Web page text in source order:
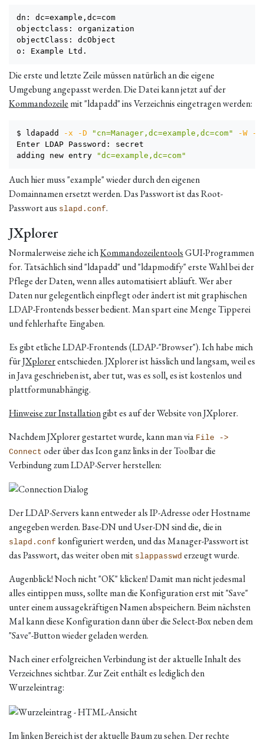
dn: dc=example,dc=com
objectclass: organization
objectClass: dcObject
o: Example Ltd.
Die erste und letzte Zeile müssen natürlich an die eigene
Umgebung angepasst werden. Die Datei kann jetzt auf der
Kommandozeile mit "ldapadd" ins Verzeichnis eingetragen werden:
$ ldapadd -x -D "cn=Manager,dc=example,dc=com" -W -f
Enter LDAP Password: secret
adding new entry
"dc=example,dc=com"
Auch hier muss "example" wieder durch den eigenen
Domainnamen ersetzt werden. Das Passwort ist das Root-
Passwort aus slapd.conf.
JXplorer
Normalerweise ziehe ichKommandozeilentoolsGUI-Programmen
for. Tatsächlich sind "ldapadd" und "ldapmodify" erste Wahl bei der
Pflege der Daten, wenn alles automatisiert abläuft. Wer aber
Daten nur gelegentlich einpflegt oder ändert ist mit graphischen
LDAP-Frontends besser bedient. Man spart eine Menge Tipperei
und fehlerhafte Eingaben.
Es gibt etliche LDAP-Frontends (LDAP-"Browser"). Ich habe mich
fürJXplorerentschieden. JXplorer ist hässlich und langsam, weil es
in Java geschrieben ist, aber tut, was es soll, es ist kostenlos und
plattformunabhängig.
Hinweise zur Installationgibt es auf der Website von JXplorer.
Nachdem JXplorer gestartet wurde, kann man via File ->
Connect oder über das Icon ganz links in der Toolbar die
Verbindung zum LDAP-Server herstellen:
Der LDAP-Servers kann entweder als IP-Adresse oder Hostname
angegeben werden. Base-DN und User-DN sind die, die in
slapd.conf konfiguriert werden, und das Manager-Passwort ist
das Passwort, das weiter oben mit slappasswd erzeugt wurde.
Augenblick! Noch nicht "OK" klicken! Damit man nicht jedesmal
alles eintippen muss, sollte man die Konfiguration erst mit "Save"
unter einem aussagekräftigen Namen abspeichern. Beim nächsten
Mal kann diese Konfiguration dann über die Select-Box neben dem
"Save"-Button wieder geladen werden.
Nach einer erfolgreichen Verbindung ist der aktuelle Inhalt des
Verzeichnes sichtbar. Zur Zeit enthält es lediglich den
Wurzeleintrag:
Im linken Bereich ist der aktuelle Baum zu sehen. Der rechte